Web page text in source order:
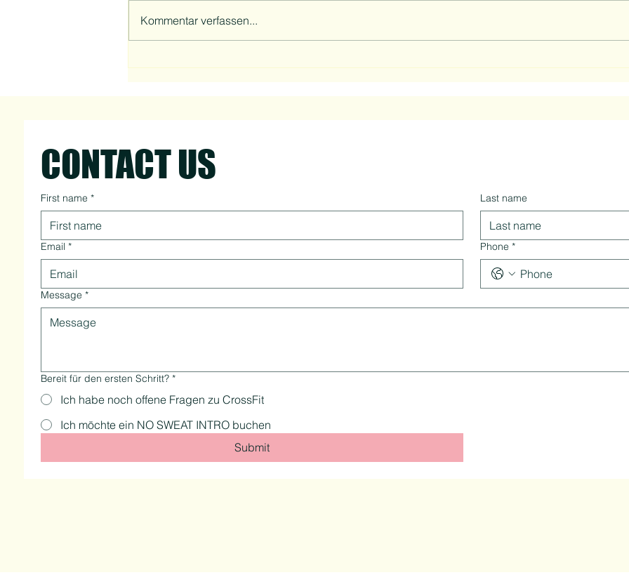
Kommentar verfassen...
CONTACT US
First name * Last name
Email * Phone *
Message *
Bereit für den ersten Schritt? *
Ich habe noch offene Fragen zu CrossFit
Ich möchte ein NO SWEAT INTRO buchen
Submit